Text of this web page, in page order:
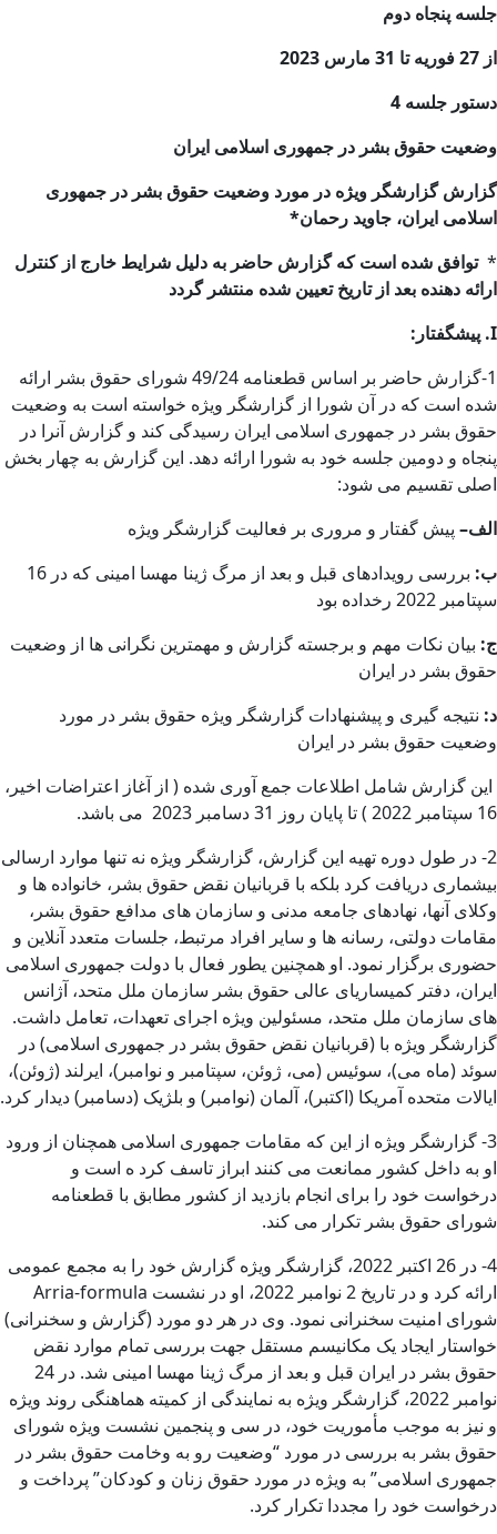
جلسه پنجاه دوم
از 27فوریه تا 31 مارس 2023
دستور جلسه 4
وضعیت حقوق بشر در جمهوری اسلامی ایران
گزارش گزارشگر ویژه در مورد وضعیت حقوق بشر در جمهوری
اسلامی ایران، جاوید رحمان*
*توافق شده است که گزارش حاضر به دلیل شرایط خارج از کنترل
ارائه دهنده بعد از تاریخ تعیین شده منتشر گردد
I
. پیشگفتار :
1-گزارش حاضر بر اساس قطعنامه 49/24 شورای حقوق بشر ارائه
شده است که در آن شورا از گزارشگر ویژه خواسته است به وضعیت
حقوق بشر در جمهوری اسلامی ایران رسیدگی کند و گزارش آنرا در
پنجاه و دومین جلسه خود به شورا ارائه دهد. این گزارش به چهار بخش
اصلی تقسیم می ‌شود:
الف– پیش گفتار و مروری بر فعالیت گزارشگر ویژه
ب:
بررسی رویدادهای قبل و بعد از مرگ ژینا مهسا امینی که در 16
سپتامبر 2022 رخداده بود
ج: بیان نکات مهم و برجسته گزارش و مهمترین نگرانی ها از وضعیت
حقوق بشر در ایران
د: نتیجه گیری و پیشنهادات گزارشگر ویژه حقوق بشر در مورد
وضعیت حقوق بشر در ایران
این گزارش شامل اطلاعات جمع آوری شده ( از آغاز اعتراضات اخیر،
16 سپتامبر 2022 ) تا پایان روز 31 دسامبر 2023 می باشد.
2- در طول دوره تهیه این گزارش، گزارشگر ویژه نه تنها موارد ارسالی
بیشماری دریافت کرد بلکه با قربانیان نقض حقوق بشر، خانواده ها و
وکلای آنها، نهادهای جامعه مدنی و سازمان های مدافع حقوق بشر،
مقامات دولتی، رسانه ها و سایر افراد مرتبط، جلسات متعدد آنلاین و
حضوری برگزار نمود. او همچنین یطور فعال با دولت جمهوری اسلامی
ایران، دفتر کمیساریای عالی حقوق بشر سازمان ملل متحد، آژانس
های سازمان ملل متحد، مسئولین ویژه اجرای تعهدات، تعامل داشت.
گزارشگر ویژه با (قربانیان نقض حقوق بشر در جمهوری اسلامی) در
سوئد (ماه می)، سوئیس (می، ژوئن، سپتامبر و نوامبر)، ایرلند (ژوئن)،
ایالات متحده آمریکا (اکتبر)، آلمان (نوامبر) و بلژیک (دسامبر) دیدار کرد.
3- گزارشگر ویژه از این که مقامات جمهوری اسلامی همچنان از ورود
او به داخل کشور ممانعت می کنند ابراز تاسف کرد ه است و
درخواست خود را برای انجام بازدید از کشور مطابق با قطعنامه
شورای حقوق بشر تکرار می کند.
4- در 26 اکتبر 2022، گزارشگر ویژه گزارش خود را به مجمع عمومی
ارائه کرد و در تاریخ 2 نوامبر 2022، او در نشست Arria-formula
شورای امنیت سخنرانی نمود. وی در هر دو مورد (گزارش و سخنرانی)
خواستار ایجاد یک مکانیسم مستقل جهت بررسی تمام موارد نقض
حقوق بشر در ایران قبل و بعد از مرگ ژینا مهسا امینی شد. در 24
نوامبر 2022، گزارشگر ویژه به نمایندگی از کمیته هماهنگی روند ویژه
و نیز به موجب مأموریت خود، در سی و پنجمین نشست ویژه شورای
حقوق بشر به بررسی در مورد “وضعیت رو به وخامت حقوق بشر در
جمهوری اسلامی” به ویژه در مورد حقوق زنان و کودکان” پرداخت و
درخواست خود را مجددا تکرار کرد.